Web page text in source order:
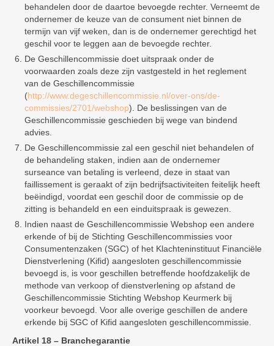
behandelen door de daartoe bevoegde rechter. Verneemt de
ondernemer de keuze van de consument niet binnen de
termijn van vijf weken, dan is de ondernemer gerechtigd het
geschil voor te leggen aan de bevoegde rechter.
De Geschillencommissie doet uitspraak onder de
voorwaarden zoals deze zijn vastgesteld in het reglement
van de Geschillencommissie
(http://www.degeschillencommissie.nl/over-ons/de-
commissies/2701/webshop). De beslissingen van de
Geschillencommissie geschieden bij wege van bindend
advies.
De Geschillencommissie zal een geschil niet behandelen of
de behandeling staken, indien aan de ondernemer
surseance van betaling is verleend, deze in staat van
faillissement is geraakt of zijn bedrijfsactiviteiten feitelijk heeft
beëindigd, voordat een geschil door de commissie op de
zitting is behandeld en een einduitspraak is gewezen.
Indien naast de Geschillencommissie Webshop een andere
erkende of bij de Stichting Geschillencommissies voor
Consumentenzaken (SGC) of het Klachteninstituut Financiële
Dienstverlening (Kifid) aangesloten geschillencommissie
bevoegd is, is voor geschillen betreffende hoofdzakelijk de
methode van verkoop of dienstverlening op afstand de
Geschillencommissie Stichting Webshop Keurmerk bij
voorkeur bevoegd. Voor alle overige geschillen de andere
erkende bij SGC of Kifid aangesloten geschillencommissie.
Artikel 18 – Branchegarantie